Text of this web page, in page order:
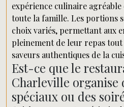
expérience culinaire
toute la famille. Les portions
choix variés, permettant aux
pleinement de leur repas
saveurs authentiques de la
Est-ce que le
Charleville organise
spéciaux ou des